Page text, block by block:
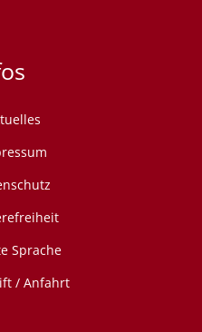
Sprache
/ Anfahrt